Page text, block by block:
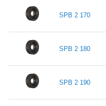
SPB 2 170
SPB 2 180
SPB 2 190